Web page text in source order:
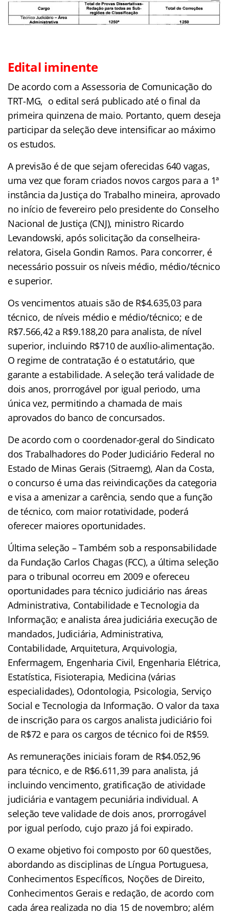
Edital iminente
De acordo com a Assessoria de Comunicação do
TRT-MG, o edital será publicado até o final da
primeira quinzena de maio. Portanto, quem deseja
participar da seleção deve intensificar ao máximo
os estudos.
A previsão é de que sejam oferecidas 640 vagas,
uma vez que foram criados novos cargos para a 1ª
instância da Justiça do Trabalho mineira, aprovado
no início de fevereiro pelo presidente do Conselho
Nacional de Justiça (CNJ), ministro Ricardo
Levandowski, após solicitação da conselheira-
relatora, Gisela Gondin Ramos. Para concorrer, é
necessário possuir os níveis médio, médio/técnico
e superior.
Os vencimentos atuais são de R$4.635,03 para
técnico, de níveis médio e médio/técnico; e de
R$7.566,42 a R$9.188,20 para analista, de nível
superior, incluindo R$710 de auxílio-alimentação.
O regime de contratação é o estatutário, que
garante a estabilidade. A seleção terá validade de
dois anos, prorrogável por igual periodo, uma
única vez, permitindo a chamada de mais
aprovados do banco de concursados.
De acordo com o coordenador-geral do Sindicato
dos Trabalhadores do Poder Judiciário Federal no
Estado de Minas Gerais (Sitraemg), Alan da Costa,
o concurso é uma das reivindicações da categoria
e visa a amenizar a carência, sendo que a função
de técnico, com maior rotatividade, poderá
oferecer maiores oportunidades.
Última seleção – Também sob a responsabilidade
da Fundação Carlos Chagas (FCC), a última seleção
para o tribunal ocorreu em 2009 e ofereceu
oportunidades para técnico judiciário nas áreas
Administrativa, Contabilidade e Tecnologia da
Informação; e analista área judiciária execução de
mandados, Judiciária, Administrativa,
Contabilidade, Arquitetura, Arquivologia,
Enfermagem, Engenharia Civil, Engenharia Elétrica,
Estatística, Fisioterapia, Medicina (várias
especialidades), Odontologia, Psicologia, Serviço
Social e Tecnologia da Informação. O valor da taxa
de inscrição para os cargos analista judiciário foi
de R$72 e para os cargos de técnico foi de R$59.
As remunerações iniciais foram de R$4.052,96
para técnico, e de R$6.611,39 para analista, já
incluindo vencimento, gratificação de atividade
judiciária e vantagem pecuniária individual. A
seleção teve validade de dois anos, prorrogável
por igual período, cujo prazo já foi expirado.
O exame objetivo foi composto por 60 questões,
abordando as disciplinas de Língua Portuguesa,
Conhecimentos Específicos, Noções de Direito,
Conhecimentos Gerais e redação, de acordo com
cada área realizada no dia 15 de novembro; além